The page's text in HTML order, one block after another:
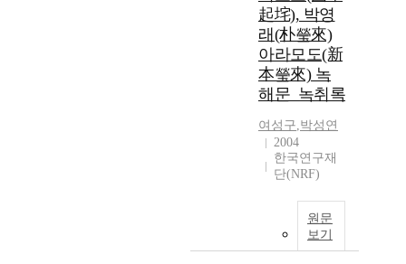
起垞), 박영
래(朴瑩來)
아라모도(新
本瑩來) 녹
해문_녹취록
여성구,박성연
2004
한국연구재
단(NRF)
원문
보기